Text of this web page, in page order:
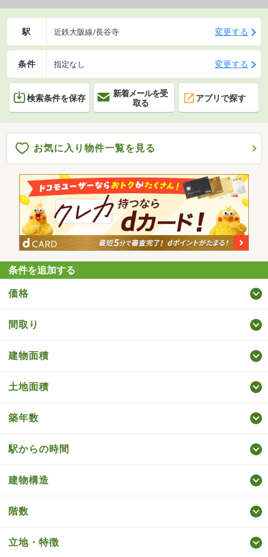
駅 近鉄大阪線/長谷寺 変更する
条件 指定なし 変更する
検索条件を保存
新着メールを受
取る
アプリで探す
お気に入り物件一覧を見る
条件を追加する
価格
間取り
建物面積
土地面積
築年数
駅からの時間
建物構造
階数
立地・特徴